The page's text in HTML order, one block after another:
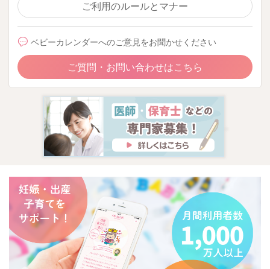
ご利用のルールとマナー
ベビーカレンダーへのご意見をお聞かせください
ご質問・お問い合わせはこちら